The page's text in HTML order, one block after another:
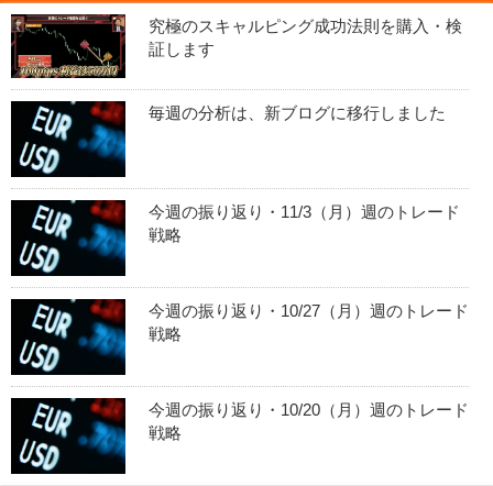
究極のスキャルピング成功法則を購入・検
証します
毎週の分析は、新ブログに移行しました
今週の振り返り・11/3（月）週のトレード
戦略
今週の振り返り・10/27（月）週のトレード
戦略
今週の振り返り・10/20（月）週のトレード
戦略